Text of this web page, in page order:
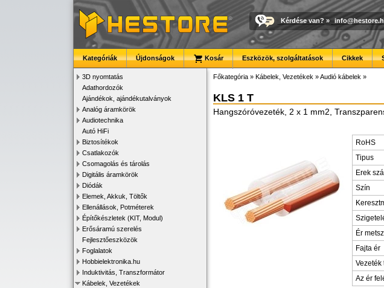
Kérdése van? »
Kategóriák Újdonságok Kosár Eszközök, szolgáltatások Cikkek
3D nyomtatás
Adathordozók
Ajándékok, ajándékutalványok
Analóg áramkörök
Audiotechnika
Autó HiFi
Biztosítékok
Csatlakozók
Csomagolás és tárolás
Digitális áramkörök
Diódák
Elemek, Akkuk, Töltők
Ellenállások, Potméterek
Építőkészletek (KIT, Modul)
Erősáramú szerelés
Fejlesztőeszközök
Foglalatok
Hobbielektronika.hu
Induktivitás, Transzformátor
Kábelek, Vezetékek
Főkategória » Kábelek, Vezetékek »Audió kábelek »
KLS 1 T
Hangszóróvezeték, 2 x 1 mm2,
RoHS
Tipus
Erek
Szín
Ér
Fajta ér
Vezeték
Az ér